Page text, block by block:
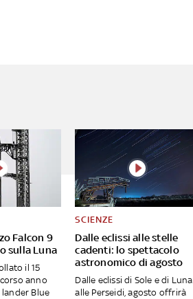
Falcon 9
sulla Luna
il 15
anno
Blue
Dalle eclissi alle stelle
cadenti: lo spettacolo
astronomico di agosto
SCIENZE
Dalle eclissi di Sole e di Luna
alle Perseidi, agosto offrirà